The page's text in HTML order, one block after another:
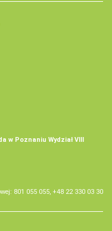
w Poznaniu Wydział VIII
801 055 055, +48 22 330 03 30